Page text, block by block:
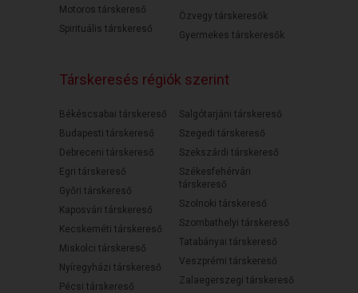
Motoros társkereső
Spirituális társkereső
Özvegy társkeresők
Gyermekes társkeresők
Társkeresés régiók szerint
Békéscsabai társkereső
Budapesti társkereső
Debreceni társkereső
Egri társkereső
Győri társkereső
Kaposvári társkereső
Kecskeméti társkereső
Miskolci társkereső
Nyíregyházi társkereső
Pécsi társkereső
Salgótarjáni társkereső
Szegedi társkereső
Szekszárdi társkereső
Székesfehérvári
társkereső
Szolnoki társkereső
Szombathelyi társkereső
Tatabányai társkereső
Veszprémi társkereső
Zalaegerszegi társkereső